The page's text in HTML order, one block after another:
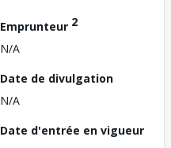
Emprunteur 2
N/A
Date de divulgation
N/A
Date d'entrée en vigueur